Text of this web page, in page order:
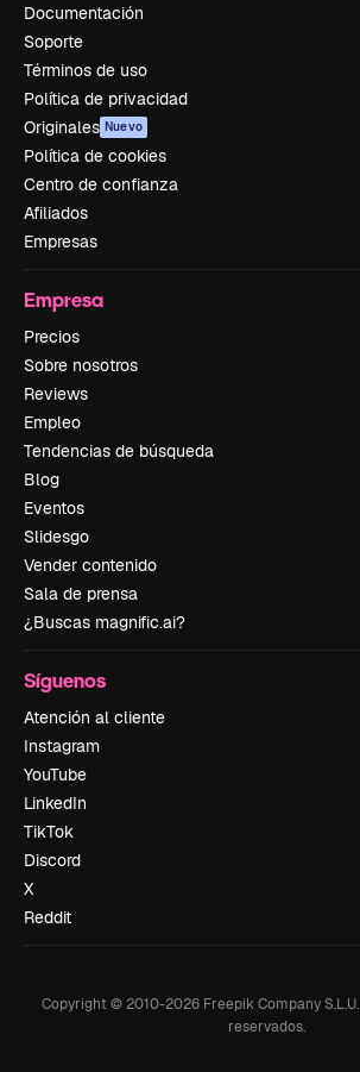
Documentación
Soporte
Términos de uso
Política de privacidad
Originales Nuevo
Política de cookies
Centro de confianza
Afiliados
Empresas
Empresa
Precios
Sobre nosotros
Reviews
Empleo
Tendencias de búsqueda
Blog
Eventos
Slidesgo
Vender contenido
Sala de prensa
¿Buscas magnific.ai?
Síguenos
Atención al cliente
Instagram
YouTube
LinkedIn
TikTok
Discord
X
Reddit
Copyright © 2010-2026 Freepik Company S.L.U.
reservados.